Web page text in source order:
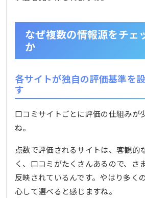
なぜ複数の情報源をチェ
か
各サイトが独自の評価基準を
す
口コミサイトごとに評価の仕組みが
ね。
点数で評価されるサイトは、客観的
く、口コミがたくさんあるので、さ
反映されているんです。やはり多く
心して選べると感じますね。